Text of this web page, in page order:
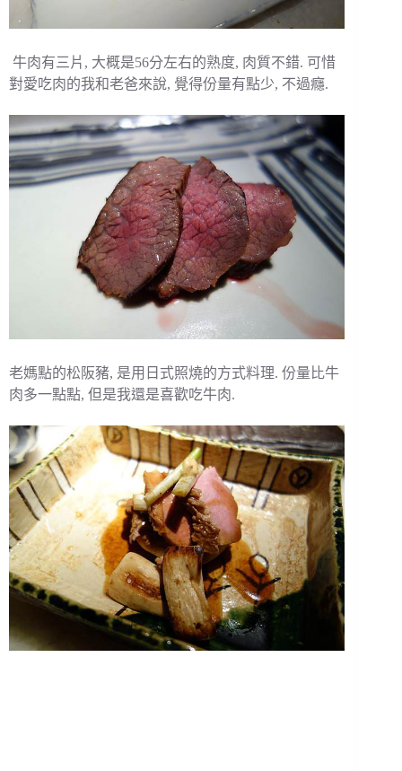
牛肉有三片, 大概是56分左右的熟度, 肉質不錯. 可惜
對愛吃肉的我和老爸來說, 覺得份量有點少, 不過癮.
老媽點的松阪豬, 是用日式照燒的方式料理. 份量比牛
肉多一點點, 但是我還是喜歡吃牛肉.